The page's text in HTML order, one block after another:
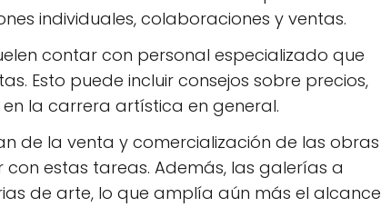
individuales, colaboraciones y ventas.
contar con personal especializado que
Esto puede incluir consejos sobre precios,
la carrera artística en general.
de la venta y comercialización de las obras
estas tareas. Además, las galerías a
de arte, lo que amplía aún más el alcance